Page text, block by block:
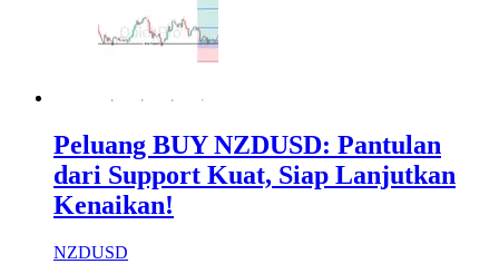
Peluang BUY NZDUSD: Pantulan
dari Support Kuat, Siap Lanjutkan
Kenaikan!
NZDUSD